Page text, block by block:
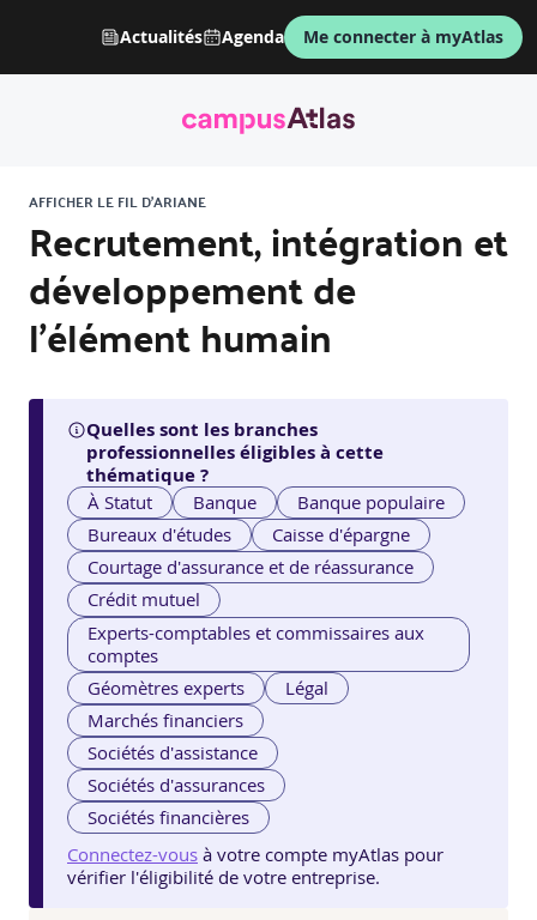
Actualités Agenda Me connecter à myAtlas
AFFICHER LE FIL D'ARIANE
Recrutement, intégration et
développement de
l’élément humain
Quelles sont les branches
professionnelles éligibles à cette
thématique ?
À Statut Banque
Banque populaire
Bureaux d'études
Caisse d'épargne
Courtage d'assurance et de réassurance
Crédit mutuel
Experts-comptables et commissaires aux
comptes
Géomètres experts
Légal
Marchés financiers
Sociétés d'assistance
Sociétés d'assurances
Sociétés financières
Connectez-vous à votre compte myAtlas pour
vérifier l'éligibilité de votre entreprise.